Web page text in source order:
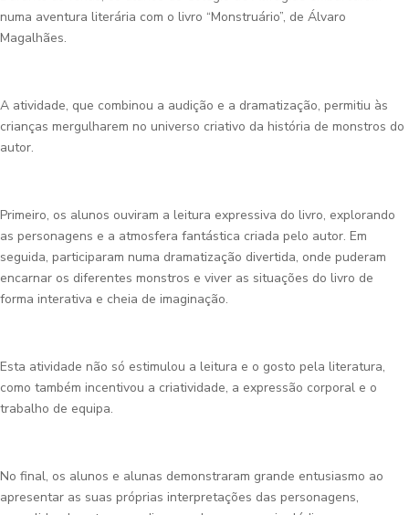
numa aventura literária com o livro “Monstruário”, de Álvaro
Magalhães.
A atividade, que combinou a audição e a dramatização, permitiu às
crianças mergulharem no universo criativo da história de monstros do
autor.
Primeiro, os alunos ouviram a leitura expressiva do livro, explorando
as personagens e a atmosfera fantástica criada pelo autor. Em
seguida, participaram numa dramatização divertida, onde puderam
encarnar os diferentes monstros e viver as situações do livro de
forma interativa e cheia de imaginação.
Esta atividade não só estimulou a leitura e o gosto pela literatura,
como também incentivou a criatividade, a expressão corporal e o
trabalho de equipa.
No final, os alunos e alunas demonstraram grande entusiasmo ao
apresentar as suas próprias interpretações das personagens,